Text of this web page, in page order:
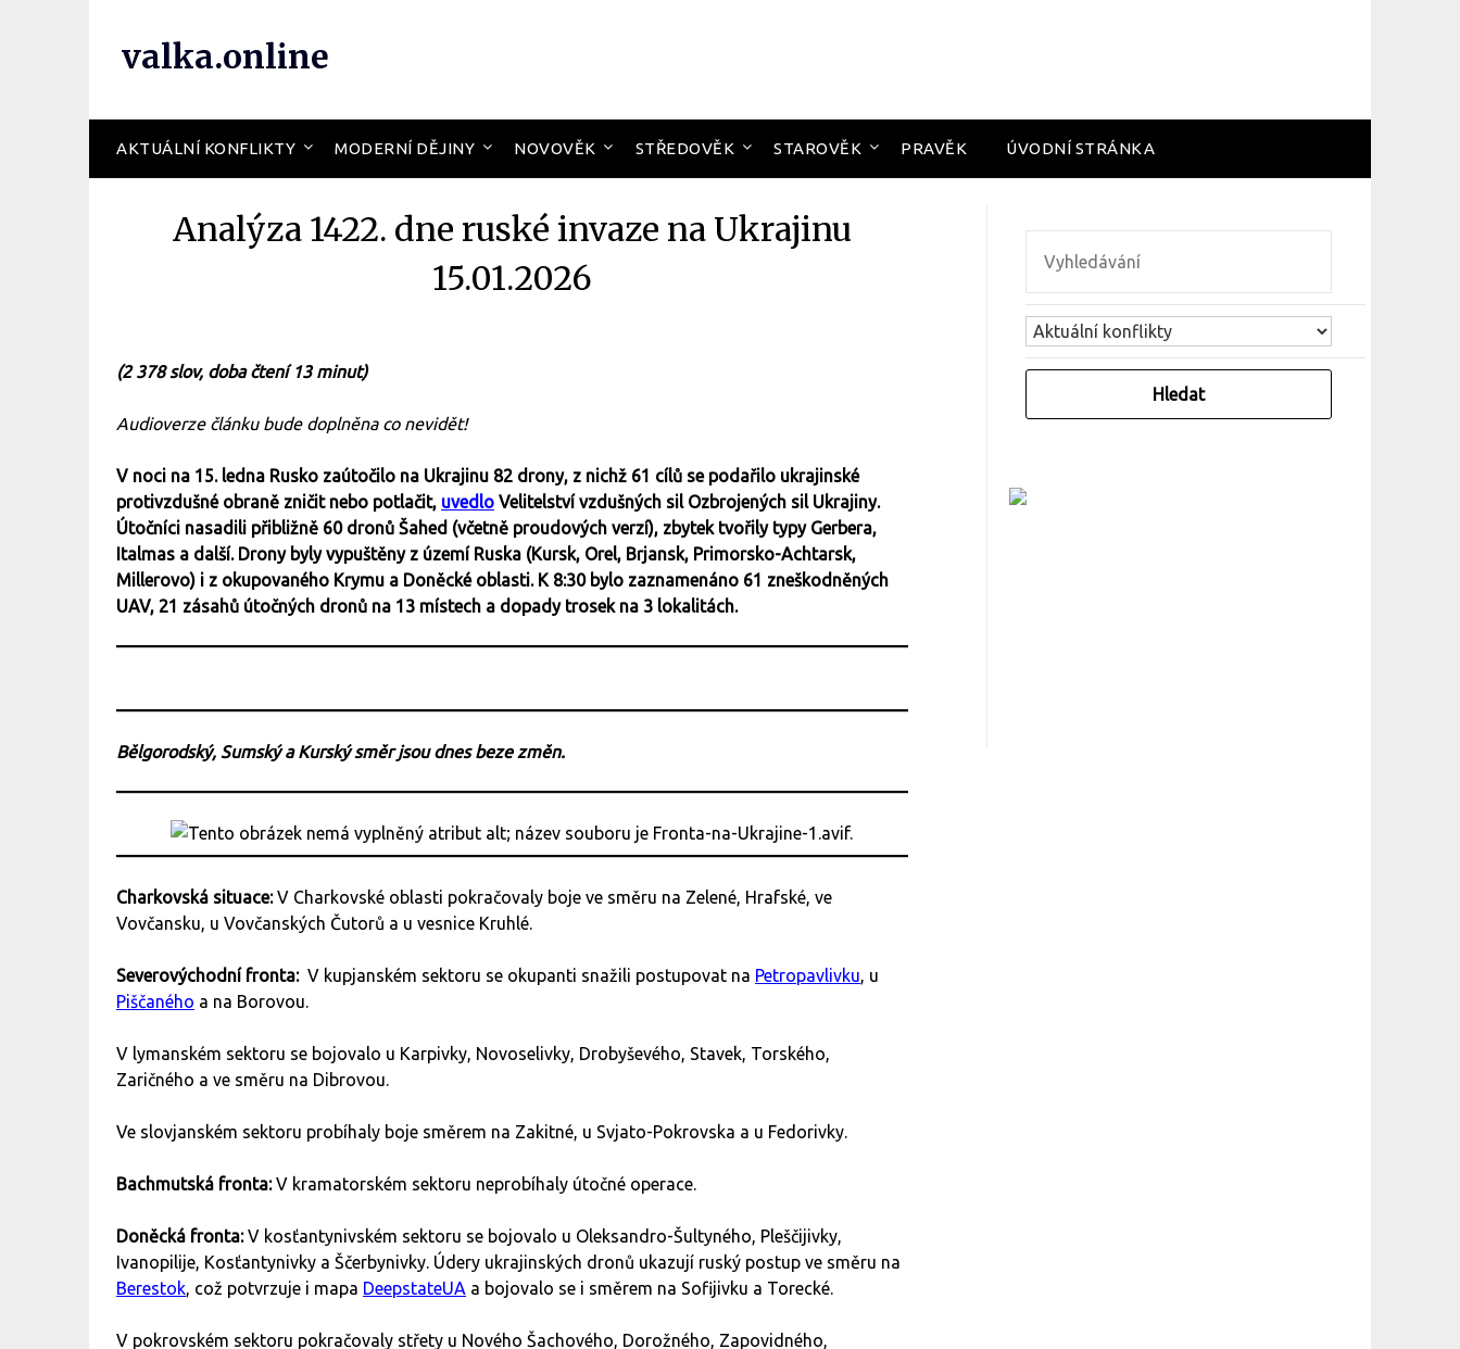
valka.online
AKTUÁLNÍ KONFLIKTY MODERNÍ DĚJINY NOVOVĚK STŘEDOVĚK STAROVĚK PRAVĚK ÚVODNÍ STRÁNKA
Analýza 1422. dne ruské invaze na Ukrajinu
15.01.2026
(2 378 slov, doba čtení 13 minut)
Audioverze článku bude doplněna co nevidět!
V noci na 15. ledna Rusko zaútočilo na Ukrajinu 82 drony, z nichž 61 cílů se podařilo ukrajinské
protivzdušné obraně zničit nebo potlačit, uvedlo Velitelství vzdušných sil Ozbrojených sil Ukrajiny.
Útočníci nasadili přibližně 60 dronů Šahed (včetně proudových verzí), zbytek tvořily typy Gerbera,
Italmas a další. Drony byly vypuštěny z území Ruska (Kursk, Orel, Brjansk, Primorsko-Achtarsk,
Millerovo) i z okupovaného Krymu a Doněcké oblasti. K 8:30 bylo zaznamenáno 61 zneškodněných
UAV, 21 zásahů útočných dronů na 13 místech a dopady trosek na 3 lokalitách.
Bělgorodský, Sumský a Kurský směr jsou dnes beze změn.
Charkovská situace:V Charkovské oblasti pokračovaly boje ve směru na Zelené, Hrafské, ve
Vovčansku, u Vovčanských Čutorů a u vesnice Kruhlé.
Severovýchodní fronta: V kupjanském sektoru se okupanti snažili postupovat na Petropavlivku, u
Piščaného a na Borovou.
V lymanském sektoru se bojovalo u Karpivky, Novoselivky, Drobyševého, Stavek, Torského,
Zaričného a ve směru na Dibrovou.
Ve slovjanském sektoru probíhaly boje směrem na Zakitné, u Svjato-Pokrovska a u Fedorivky.
Bachmutská fronta:V kramatorském sektoru neprobíhaly útočné operace.
Doněcká fronta:V kosťantynivském sektoru se bojovalo u Oleksandro-Šultyného, Pleščijivky,
Ivanopilije, Kosťantynivky a Ščerbynivky. Údery ukrajinských dronů ukazují ruský postup ve směru na
Berestok, což potvrzuje i mapa DeepstateUA a bojovalo se i směrem na Sofijivku a Torecké.
V pokrovském sektoru pokračovaly střety u Nového Šachového, Dorožného, Zapovidného,